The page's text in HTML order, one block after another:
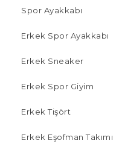
Spor Ayakkabı
Erkek Spor Ayakkabı
Erkek Sneaker
Erkek Spor Giyim
Erkek Tişört
Erkek Eşofman Takımı